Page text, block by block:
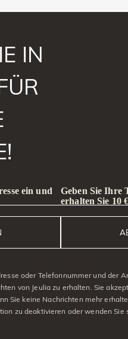
IN
ein und
Geben Sie Ihre
erhalten Sie 10
oder Telefonnummer und der
von Jeulia zu erhalten. Sie
Sie keine Nachrichten mehr
zu deaktivieren oder wenden Sie